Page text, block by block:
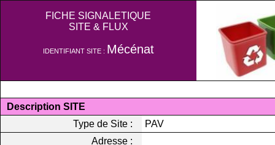
FICHE SIGNALETIQUE
SITE & FLUX
IDENTIFIANT SITE : Mécénat
Description SITE
Type de Site :
PAV
Adresse :